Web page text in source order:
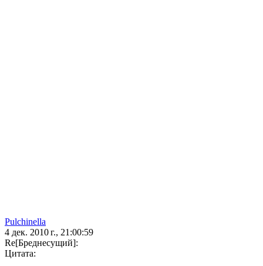
Pulchinella
4 дек. 2010 г., 21:00:59
Re[Бреднесущий]:
Цитата: